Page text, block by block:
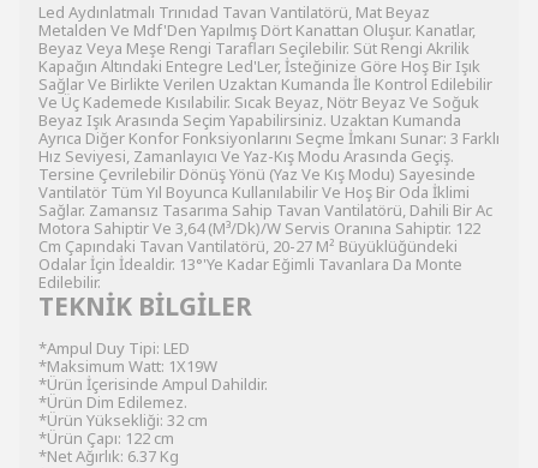
Led Aydınlatmalı Trınıdad Tavan Vantilatörü, Mat Beyaz
Metalden Ve Mdf'Den Yapılmış Dört Kanattan Oluşur. Kanatlar,
Beyaz Veya Meşe Rengi Tarafları Seçilebilir. Süt Rengi Akrilik
Kapağın Altındaki Entegre Led'Ler, İsteğinize Göre Hoş Bir Işık
Sağlar Ve Birlikte Verilen Uzaktan Kumanda İle Kontrol Edilebilir
Ve Üç Kademede Kısılabilir. Sıcak Beyaz, Nötr Beyaz Ve Soğuk
Beyaz Işık Arasında Seçim Yapabilirsiniz. Uzaktan Kumanda
Ayrıca Diğer Konfor Fonksiyonlarını Seçme İmkanı Sunar: 3 Farklı
Hız Seviyesi, Zamanlayıcı Ve Yaz-Kış Modu Arasında Geçiş.
Tersine Çevrilebilir Dönüş Yönü (Yaz Ve Kış Modu) Sayesinde
Vantilatör Tüm Yıl Boyunca Kullanılabilir Ve Hoş Bir Oda İklimi
Sağlar. Zamansız Tasarıma Sahip Tavan Vantilatörü, Dahili Bir Ac
Motora Sahiptir Ve 3,64 (M³/Dk)/W Servis Oranına Sahiptir. 122
Cm Çapındaki Tavan Vantilatörü, 20-27 M² Büyüklüğündeki
Odalar İçin İdealdir. 13°'Ye Kadar Eğimli Tavanlara Da Monte
Edilebilir.
TEKNİK BİLGİLER
*Ampul Duy Tipi: LED
*Maksimum Watt: 1X19W
*Ürün İçerisinde Ampul Dahildir.
*Ürün Dim Edilemez.
*Ürün Yüksekliği: 32 cm
*Ürün Çapı: 122 cm
*Net Ağırlık: 6.37 Kg